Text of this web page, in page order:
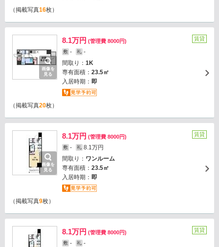
（掲載写真16枚）
画像を
見る
8.1万円 (管理費 8000円)
敷 - 礼 -
間取り： 1K
専有面積： 23.5㎡
入居時期： 即
賃貸
（掲載写真20枚）
画像を
見る
8.1万円 (管理費 8000円)
敷 - 礼 8.1万円
間取り： ワンルーム
専有面積： 23.5㎡
入居時期： 即
賃貸
（掲載写真9枚）
8.1万円 (管理費 8000円)
敷 - 礼 -
賃貸